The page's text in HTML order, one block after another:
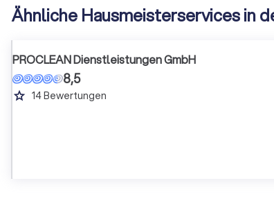
Ähnliche Hausmeisterservices in
PROCLEAN Dienstleistungen GmbH
8,5
grade 14Bewertungen